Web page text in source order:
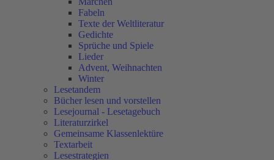
Fabeln
Texte der Weltliteratur
Gedichte
Sprüche und Spiele
Lieder
Advent, Weihnachten
Winter
Lesetandem
Bücher lesen und vorstellen
Lesejournal - Lesetagebuch
Literaturzirkel
Gemeinsame Klassenlektüre
Textarbeit
Lesestrategien